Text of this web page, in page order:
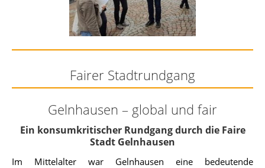
Fairer Stadtrundgang
Gelnhausen – global und fair
Ein konsumkritischer Rundgang durch die Faire
Stadt Gelnhausen
Im Mittelalter war Gelnhausen eine bedeutende